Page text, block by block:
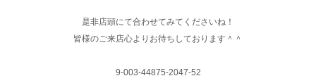
是非店頭にて合わせてみてくださいね！
皆様のご来店心よりお待ちしております＾＾
9-003-44875-2047-52